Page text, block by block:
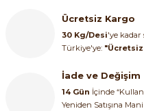
Ücretsiz Kargo
30 Kg/Desi'ye
Türkiye'ye:
İade ve Değişim
14 Gün İçinde
Yeniden Satışına